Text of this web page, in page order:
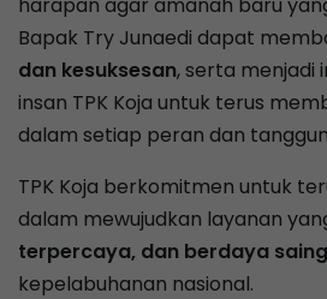
Bapak Try Junaedi dapat
dan kesuksesan, serta menjadi
insan TPK Koja untuk terus
dalam setiap peran dan
TPK Koja berkomitmen untuk
dalam mewujudkan layanan
terpercaya, dan berdaya
kepelabuhanan nasional.